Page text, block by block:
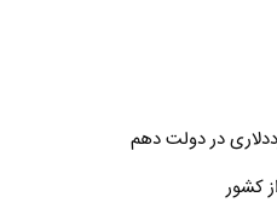
در دولت دهم
کشور